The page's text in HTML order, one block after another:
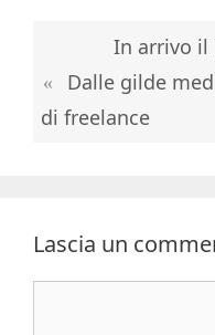
In arrivo il
Dalle gilde
di freelance
Lascia un